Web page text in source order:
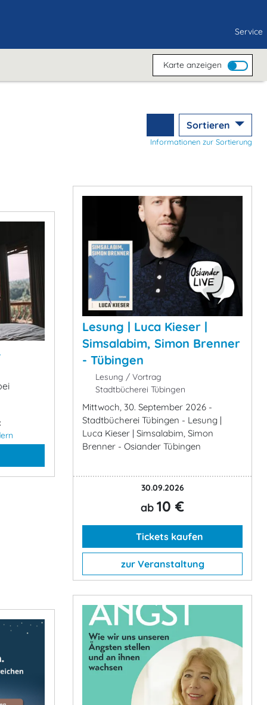
Service
Karte anzeigen
Sortieren
Informationen zur Sortierung
Lesung | Luca Kieser |
Simsalabim, Simon Brenner
- Tübingen
Lesung / Vortrag
Stadtbücherei Tübingen
Mittwoch, 30. September 2026 -
Stadtbücherei Tübingen - Lesung |
Luca Kieser | Simsalabim, Simon
Brenner - Osiander Tübingen
30.09.2026
ab 10 €
Tickets kaufen
zur Veranstaltung